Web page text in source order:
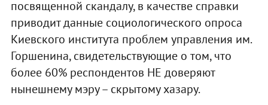
посвященной скандалу, в качестве справки
приводит данные социологического опроса
Киевского института проблем управления им.
Горшенина, свидетельствующие о том, что
более 60% респондентов НЕ доверяют
нынешнему мэру – скрытому хазару.